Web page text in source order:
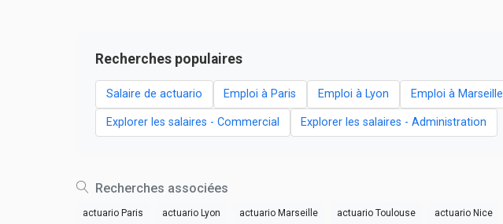
Recherches populaires
Salaire de actuario Emploi à Paris Emploi à Lyon Emploi à Marseille
Explorer les salaires - Commercial Explorer les salaires - Administration
Recherches associées
actuario Paris actuario Lyon actuario Marseille actuario Toulouse actuario Nice